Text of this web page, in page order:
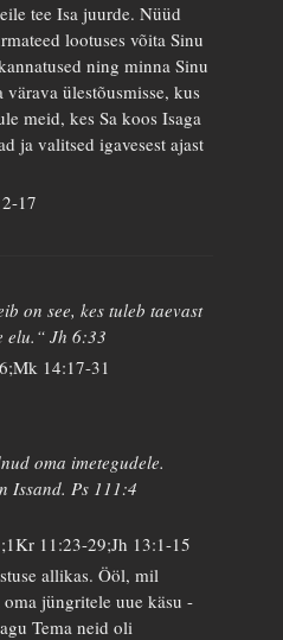
tee Isa juurde. Nüüd
lootuses võita Sinu
ning minna Sinu
ülestõusmisse, kus
meid, kes Sa koos Isaga
ja valitsed igavesest ajast
17
on see, kes tuleb taevast
elu.“ Jh 6:33
14:17-31
oma imetegudele.
Issand. Ps 111:4
11:23-29;Jh 13:1-15
allikas. Ööl, mil
oma jüngritele uue käsu -
Tema neid oli